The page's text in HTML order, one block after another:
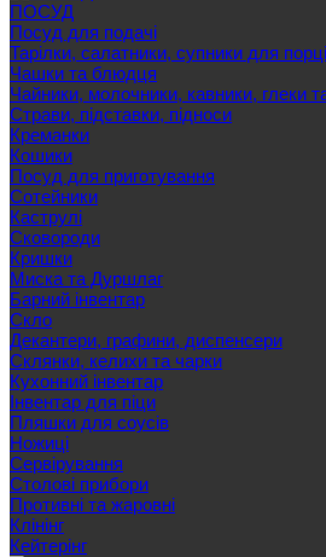
ПОСУД
Посуд для подачі
Тарілки, салатники, супники для
Чашки та блюдця
Чайники, молочники, кавники, глеки
Страви, підставки, підноси
Креманки
Кошики
Посуд для приготування
Сотейники
Каструлі
Сковороди
Кришки
Миска та Дуршлаг
Барний інвентар
Скло
Декантери, графини, диспенсери
Склянки, келихи та чарки
Кухонний інвентар
Інвентар для піци
Пляшки для соусів
Ножиці
Сервірування
Cтолові прибори
Противні та жаровні
Клінінг
Кейтерінг